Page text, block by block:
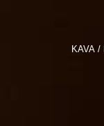
KAVA